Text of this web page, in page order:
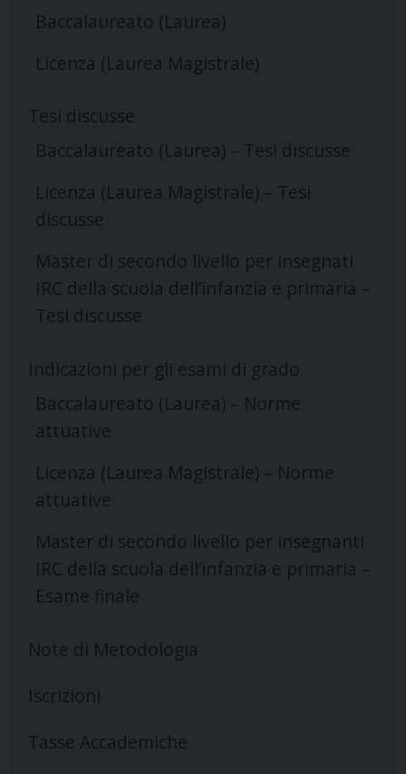
Baccalaureato (Laurea)
Licenza (Laurea Magistrale)
Tesi discusse
Baccalaureato (Laurea) – Tesi discusse
Licenza (Laurea Magistrale) – Tesi
discusse
Master di secondo livello per insegnati
IRC della scuola dell’infanzia e primaria –
Tesi discusse
Indicazioni per gli esami di grado
Baccalaureato (Laurea) – Norme
attuative
Licenza (Laurea Magistrale) – Norme
attuative
Master di secondo livello per insegnanti
IRC della scuola dell’infanzia e primaria –
Esame finale
Note di Metodologia
Iscrizioni
Tasse Accademiche